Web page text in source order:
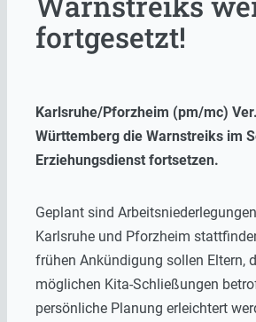
fortgesetzt!
Karlsruhe/Pforzheim (pm/mc)
Württemberg die Warnstreiks im
Erziehungsdienst fortsetzen.
Geplant sind
Karlsruhe und Pforzheim
frühen Ankündigung sollen Eltern,
möglichen Kita-Schließungen
persönliche Planung erleichtert